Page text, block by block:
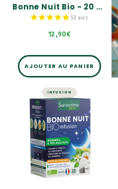
Bonne Nuit Bio - 20 comprimés
53 avis
12,90€
AJOUTER AU PANIER
INFUSION
SOMMEIL
Bonne Nuit Bio
Infusion - 20
infusions
Sommeil & relaxation.
Calme & réduit la
nervosité.